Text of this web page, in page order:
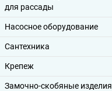
для рассады
Насосное оборудование
Сантехника
Крепеж
Замочно-скобяные изделия